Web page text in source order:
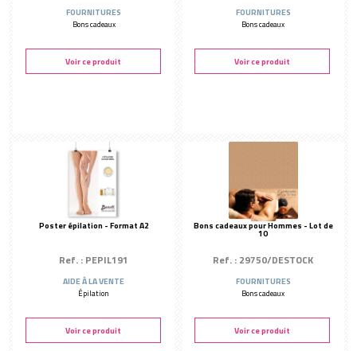
Appareils visage & corps
Consommable
MOBILIER CABINE
Tables manucure & accessoires
FOURNITURES
Fournitures salon
Valise de transport
Cadeaux clients
ESPACE ACCUEIL
FOURNITURES
Bons cadeaux
Voir ce produit
FOURNITURES
Bons cadeaux
Voir ce produit
Poster épilation - Format A2
Ref. : PEPIL191
AIDE À LA VENTE
Épilation
Voir ce produit
Bons cadeaux pour Hommes - Lot de
10
Ref. : 29750/DESTOCK
FOURNITURES
Bons cadeaux
Voir ce produit